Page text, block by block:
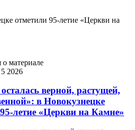
отметили 95-летие «Церкви на
материале
2026
верной, растущей,
в Новокузнецке
летие «Церкви на Камне»